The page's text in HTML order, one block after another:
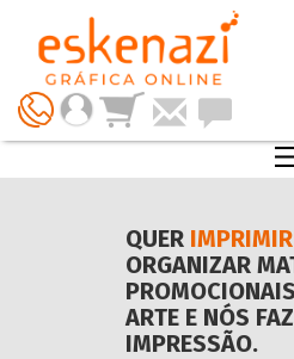
QUER
ORGANIZAR
ARTE E NÓS
IMPRESSÃO.